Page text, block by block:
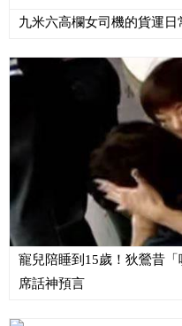
九米六高欄女司機的貨運
寵兒陪睡到15歲！狄鶯昔
席話神預言